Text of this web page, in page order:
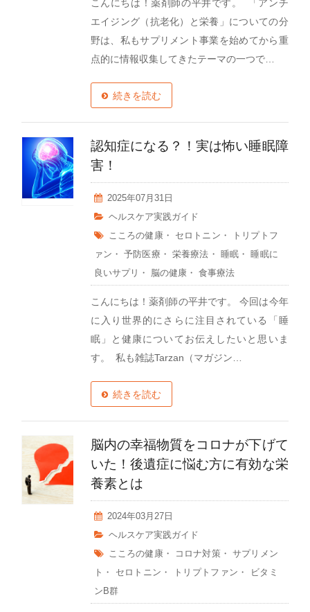
こんにちは！薬剤師の平井です。 「アンチ
エイジング（抗老化）と栄養」についての分
野は、私もサプリメント事業を始めてから重
点的に情報収集してきたテーマの一つで…
続きを読む
認知症になる？！実は怖い睡眠障
害！
2025年07月31日
ヘルスケア実践ガイド
こころの健康・ セロトニン ・
トリプトフ
ァン ・予防医療 ・ 栄養療法 ・ 睡眠 ・ 睡眠に
良いサプリ ・ 脳の健康・ 食事療法
こんにちは！薬剤師の平井です。 今回は今年
に入り世界的にさらに注目されている「睡
眠」と健康についてお伝えしたいと思いま
す。 私も雑誌Tarzan（マガジン…
続きを読む
脳内の幸福物質をコロナが下げて
いた！後遺症に悩む方に有効な栄
養素とは
2024年03月27日
ヘルスケア実践ガイド
こころの健康・ コロナ対策・サプリメン
ト ・ セロトニン ・ トリプトファン ・
ビタミ
ンB群